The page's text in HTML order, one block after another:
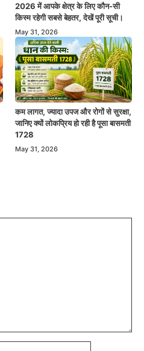
2026 में आपके क्षेत्र के लिए कौन-सी
किस्म रहेगी सबसे बेहतर, देखें पूरी सूची।
May 31, 2026
कम लागत, ज्यादा उपज और रोगों से सुरक्षा,
जानिए क्यों लोकप्रिय हो रही है पूसा बासमती
1728
May 31, 2026